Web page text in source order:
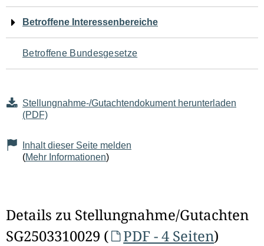
für
den
Seiteninhalt
Betroffene Interessenbereiche
Betroffene Bundesgesetze
Stellungnahme-/Gutachtendokument herunterladen
(PDF)
Inhalt dieser Seite melden
(Mehr Informationen)
Details zu Stellungnahme/Gutachten
SG2503310029 (
PDF - 4 Seiten)